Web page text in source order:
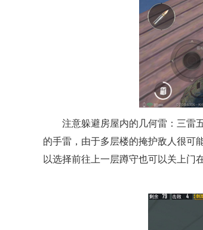
注意躲避房屋内的几何雷：三雷
的手雷，由于多层楼的掩护敌人很可
以选择前往上一层蹲守也可以关上门